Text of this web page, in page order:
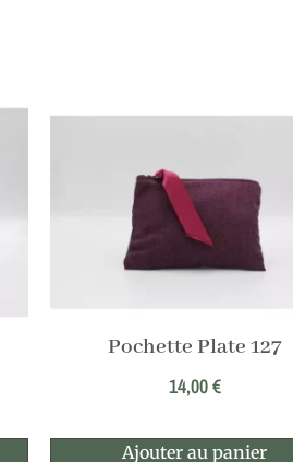
Pochette Plate 127
14,00€
Ajouter au panier